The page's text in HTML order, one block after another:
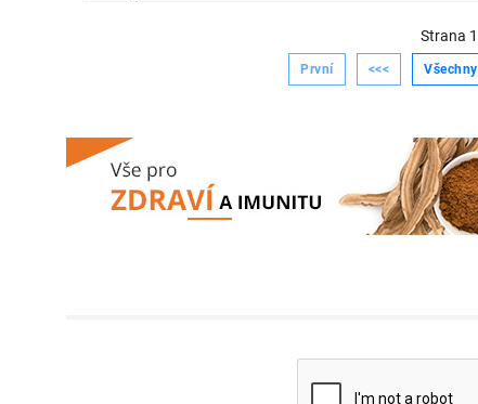
Strana 1
První <<< Všechny